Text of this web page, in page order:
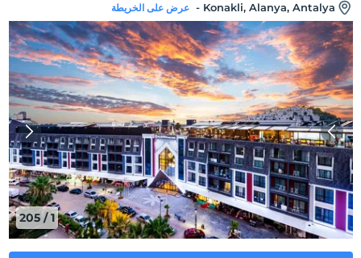
Konakli, Alanya, Antalya
- عرض على الخريطة
1
/
205